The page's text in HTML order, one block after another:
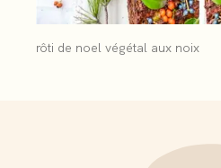
rôti de noel végétal aux noix